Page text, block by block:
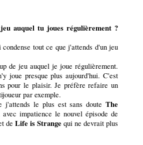
auquel tu joues régulièrement ?
condense tout ce que j'attends d'un jeu
de jeu auquel je joue régulièrement.
joue presque plus aujourd'hui. C'est
pour le plaisir. Je préfère refaire un
par exemple.
j'attends le plus est sans douteThe
impatience le nouvel épisode de
de Life is Strange qui ne devrait plus